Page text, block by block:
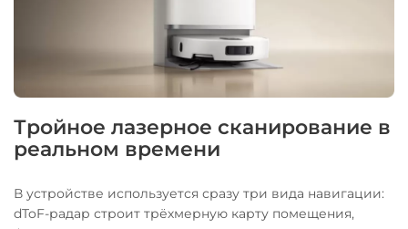
Тройное лазерное сканирование в
реальном времени
В устройстве используется сразу три вида навигации:
dToF-радар строит трёхмерную карту помещения,